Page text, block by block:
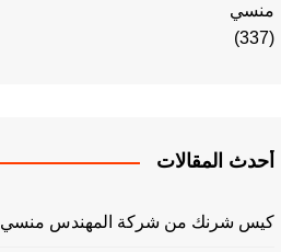
منسي
(337)
أحدث المقالات
كيس شرنك من شركة المهندس منسي